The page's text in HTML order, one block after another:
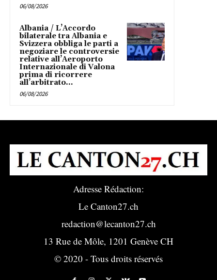
06/08/2026
Albania / L’Accordo
bilaterale tra Albania e
Svizzera obbliga le parti a
negoziare le controversie
relative all’Aeroporto
Internazionale di Valona
prima di ricorrere
all’arbitrato...
06/08/2026
Adresse Rédaction:
Le Canton27.ch
redaction@lecanton27.ch
13 Rue de Môle, 1201 Genève CH
© 2020 - Tous droits réservés